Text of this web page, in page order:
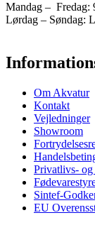
Mandag – Fredag:
Lørdag – Søndag:
Om Akvatur
Kontakt
Vejledninger
Showroom
Privatlivs-
Sintef-
EU